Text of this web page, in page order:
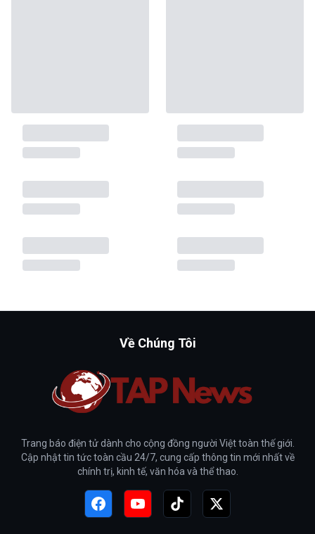
Về Chúng Tôi
Trang báo điện tử dành cho cộng đồng người Việt toàn thế giới.
Cập nhật tin tức toàn cầu 24/7, cung cấp thông tin mới nhất về
chính trị, kinh tế, văn hóa và thể thao.